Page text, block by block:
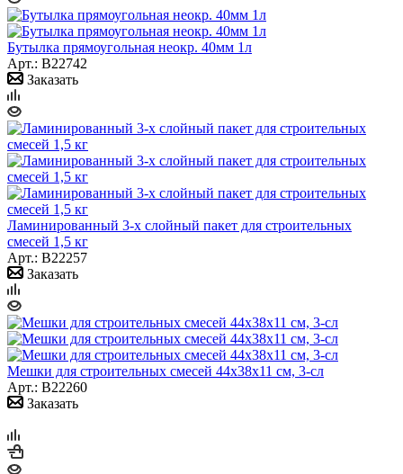
Бутылка прямоугольная неокр. 40мм 1л
Арт.: B22742
Заказать
Ламинированный 3-х слойный пакет для строительных
смесей 1,5 кг
Арт.: B22257
Заказать
Мешки для строительных смесей 44x38x11 см, 3-сл
Арт.: B22260
Заказать